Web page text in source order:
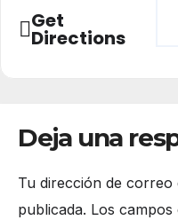
Get
Directions
Deja una
Tu dirección de
publicada. Los campos